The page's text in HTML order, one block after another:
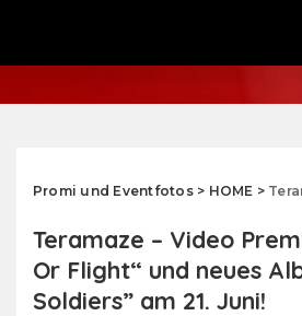
Promi und Eventfotos> HOME > Teramaze –
Teramaze – Video
Or Flight“ und neues
Soldiers” am 21. Juni!